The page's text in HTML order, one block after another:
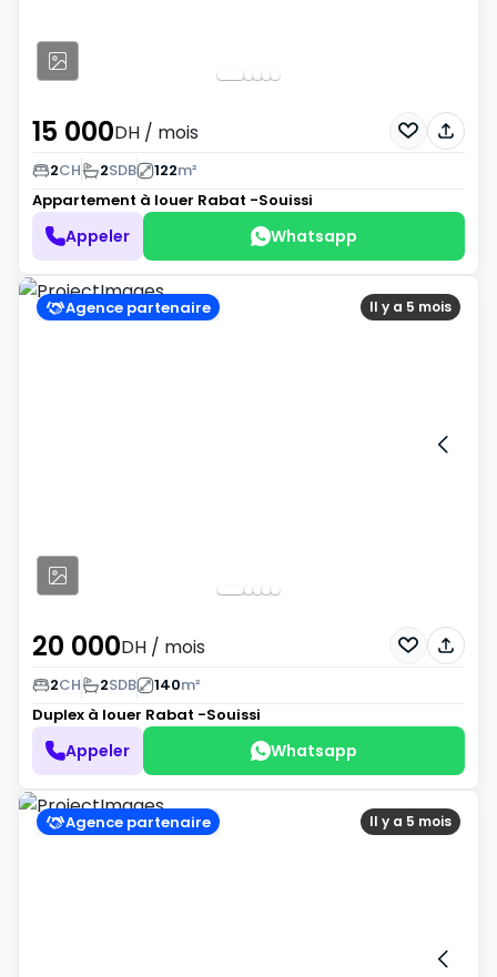
15 000DH / mois
2CH 2SDB 122m²
Appartement à louer Rabat -Souissi
Appeler Whatsapp
Il y a 5 mois
Agence partenaire
20 000DH / mois
2CH 2SDB 140m²
Duplex à louer Rabat -Souissi
Appeler Whatsapp
Il y a 5 mois
Agence partenaire